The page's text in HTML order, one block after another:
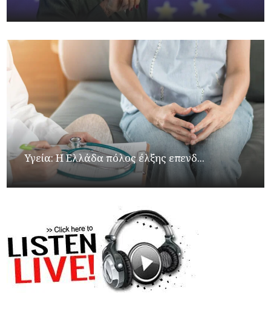
Υγεία: Η Ελλάδα πόλος έλξης επενδ...